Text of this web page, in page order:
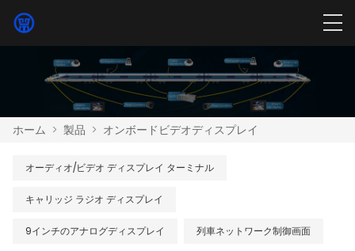
ホーム > 製品 > オンボードビデオディスプレイ
オーディオ/ビデオ ディスプレイ ターミナル
キャリッジ ラジオ ディスプレイ
9インチのアナログディスプレイ 列車ネットワーク制御画面